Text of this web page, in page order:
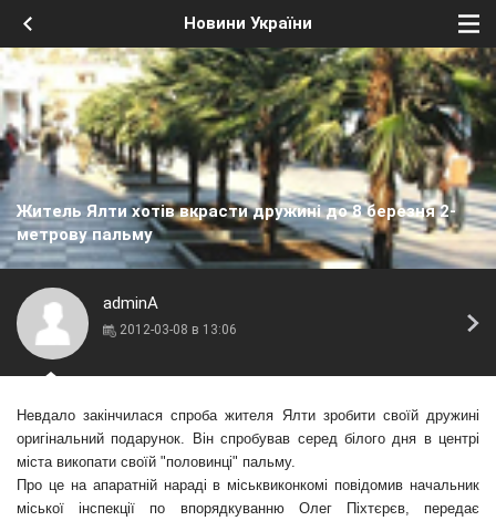
Новини України
Житель Ялти хотів вкрасти дружині до 8 березня 2-
метрову пальму
adminA
2012-03-08 в 13:06
Невдало закінчилася спроба жителя Ялти зробити своїй дружині
оригінальний подарунок. Він спробував серед білого дня в центрі
міста викопати своїй "половинці" пальму.
Про це на апаратній нараді в міськвиконкомі повідомив начальник
міської інспекції по впорядкуванню Олег Піхтєрєв, передає